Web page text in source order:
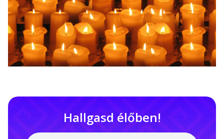
Hallgasd élőben!